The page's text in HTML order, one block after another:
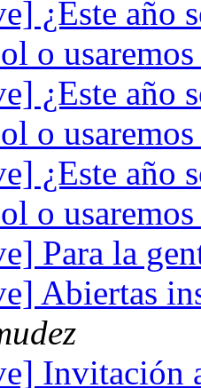
¿Este año
o
¿Este año
o
¿Este año
o
Para la
Abiertas
Invitación